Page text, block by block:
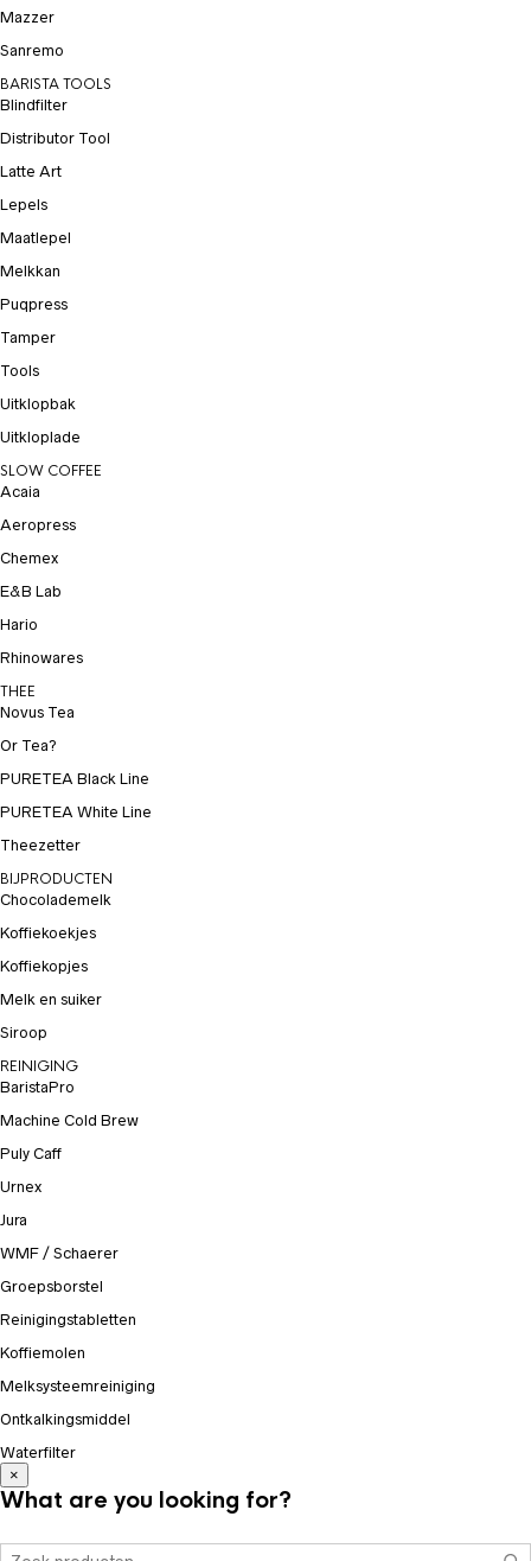
Mazzer
Sanremo
BARISTA TOOLS
Blindfilter
Distributor Tool
Latte Art
Lepels
Maatlepel
Melkkan
Puqpress
Tamper
Tools
Uitklopbak
Uitkloplade
SLOW COFFEE
Acaia
Aeropress
Chemex
E&B Lab
Hario
Rhinowares
THEE
Novus Tea
Or Tea?
PURETEA Black Line
PURETEA White Line
Theezetter
BIJPRODUCTEN
Chocolademelk
Koffiekoekjes
Koffiekopjes
Melk en suiker
Siroop
REINIGING
BaristaPro
Machine Cold Brew
Puly Caff
Urnex
Jura
WMF / Schaerer
Groepsborstel
Reinigingstabletten
Koffiemolen
Melksysteemreiniging
Ontkalkingsmiddel
Waterfilter
×
What are you looking for?